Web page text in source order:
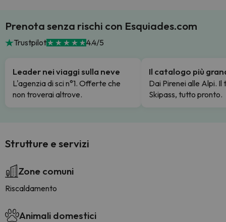
Prenota senza rischi con Esquiades.com
Trustpilot 4.4/5
Leader nei viaggi sulla neve
L'agenzia di sci n°1. Offerte che
non troverai altrove.
Il catalogo più
Dai Pirenei alle Alpi. Il
Skipass, tutto pronto.
Strutture e servizi
Zone comuni
Riscaldamento
Animali domestici